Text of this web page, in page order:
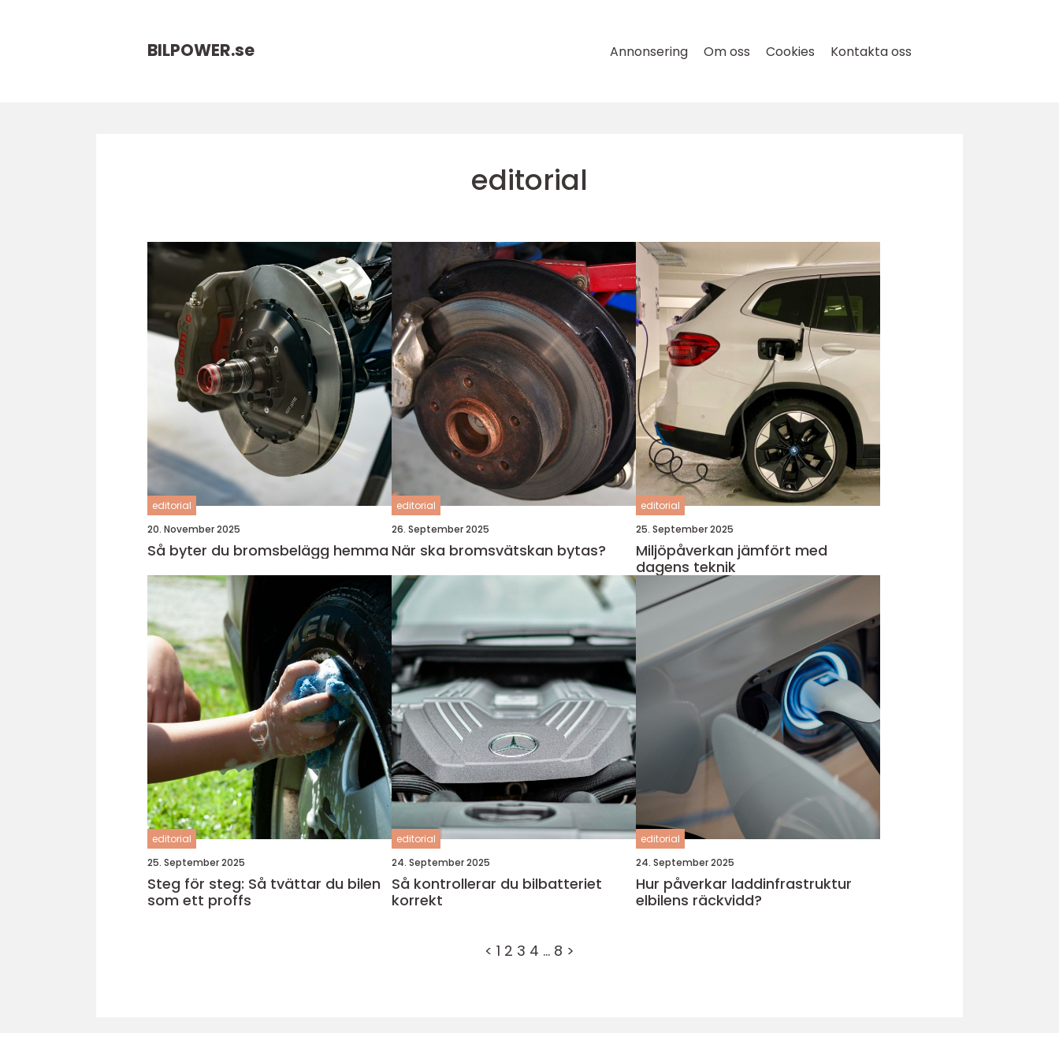
BILPOWER.se Annonsering Om oss Cookies Kontakta oss
editorial
editorial
20. November 2025
Så byter du bromsbelägg hemma
editorial
26. September 2025
När ska bromsvätskan bytas?
editorial
25. September 2025
Miljöpåverkan jämfört med
dagens teknik
editorial
25. September 2025
Steg för steg: Så tvättar du bilen
som ett proffs
editorial
24. September 2025
Så kontrollerar du bilbatteriet
korrekt
editorial
24. September 2025
Hur påverkar laddinfrastruktur
elbilens räckvidd?
< 1 2 3 4 … 8 >